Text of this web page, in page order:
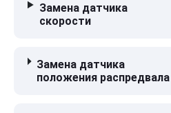
Замена датчика
скорости
Замена датчика
положения распредвала